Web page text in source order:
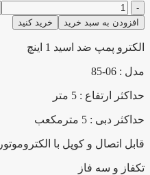
الکترو
پمپ
ضد
اسید
اینچ
پمپ
(موتوژن)
تک
فاز
عدد
افزودن به سبد خرید خرید کنید
الکترو پمپ ضد اسید 1 اینچ
مدل : 06-85
حداکثر ارتفاع : 5 متر
حداکثر دبی : 5 مترمکعب
قابل اتصال و کوپل با الکتروموتور 370 وات
تکفاز و سه فاز